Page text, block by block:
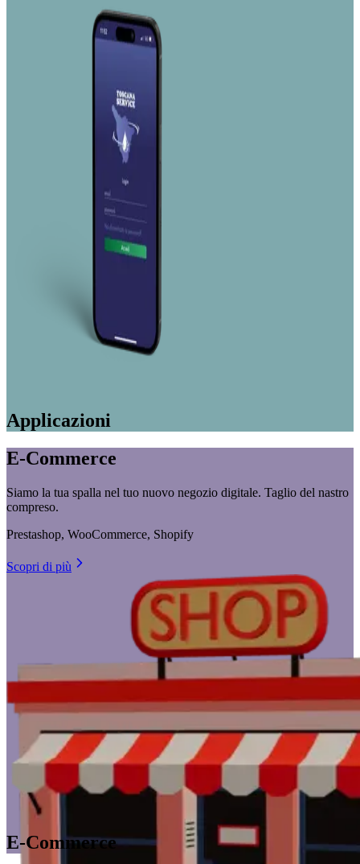
Applicazioni
E-Commerce
Siamo la tua spalla nel tuo nuovo negozio digitale. Taglio del nastro
compreso.
Prestashop, WooCommerce, Shopify
Scopri di più
E-Commerce